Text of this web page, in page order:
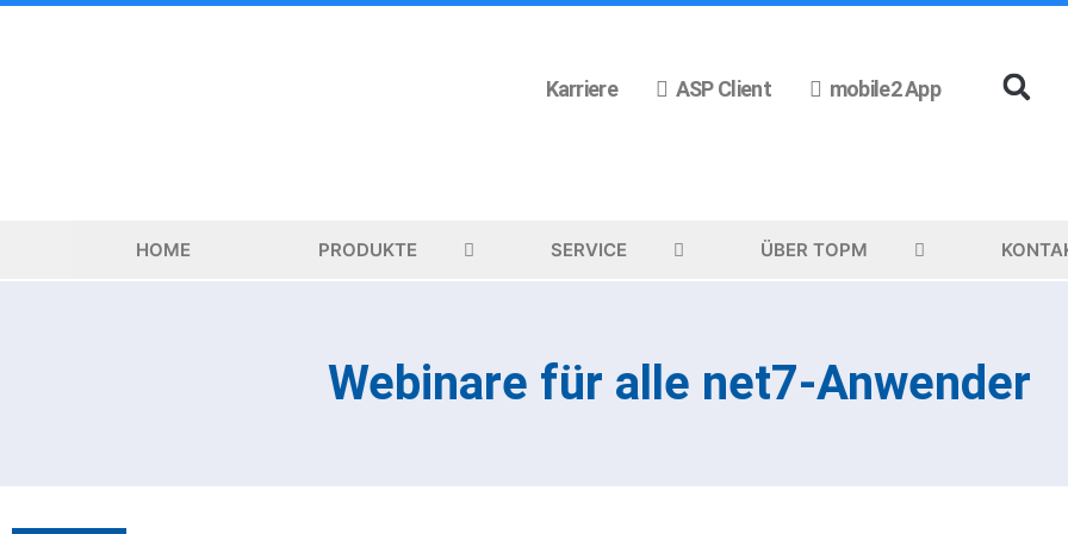
Zum
Karriere ASP Client mobile2 App
HOME PRODUKTE SERVICE ÜBER TOPM
Webinare für alle net7-Anwender